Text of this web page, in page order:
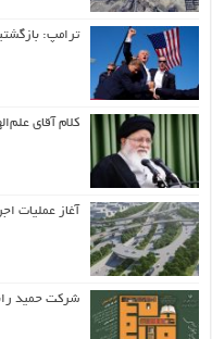
ترامپ:
کلام آقای
آغاز عملیات
شرکت حمید